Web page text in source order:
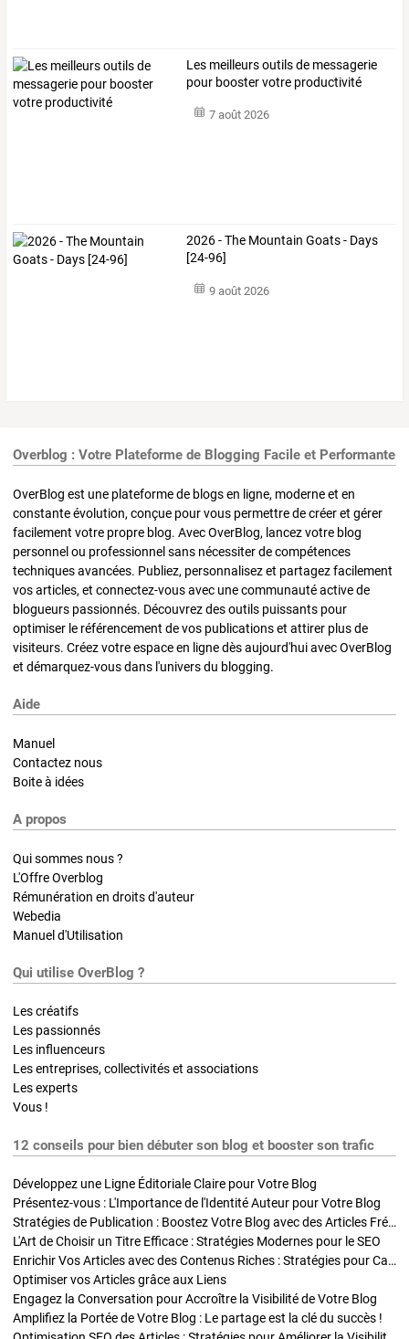
Les meilleurs outils de messagerie
pour booster votre productivité
7 août 2026
2026 - The Mountain Goats - Days
[24-96]
9 août 2026
Overblog : Votre Plateforme de Blogging Facile et Performante
OverBlog est une plateforme de blogs en ligne, moderne et en
constante évolution, conçue pour vous permettre de créer et gérer
facilement votre propre blog. Avec OverBlog, lancez votre blog
personnel ou professionnel sans nécessiter de compétences
techniques avancées. Publiez, personnalisez et partagez facilement
vos articles, et connectez-vous avec une communauté active de
blogueurs passionnés. Découvrez des outils puissants pour
optimiser le référencement de vos publications et attirer plus de
visiteurs. Créez votre espace en ligne dès aujourd'hui avec OverBlog
et démarquez-vous dans l'univers du blogging.
Aide
Manuel
Contactez nous
Boite à idées
A propos
Qui sommes nous ?
L'Offre Overblog
Rémunération en droits d'auteur
Webedia
Manuel d'Utilisation
Qui utilise OverBlog ?
Les créatifs
Les passionnés
Les influenceurs
Les entreprises, collectivités et associations
Les experts
Vous !
12 conseils pour bien débuter son blog et booster son trafic
Développez une Ligne Éditoriale Claire pour Votre Blog
Présentez-vous : L'Importance de l'Identité Auteur pour Votre Blog
Stratégies de Publication : Boostez Votre Blog avec des Articles Fréquents et Exclusifs
L'Art de Choisir un Titre Efficace : Stratégies Modernes pour le SEO
Enrichir Vos Articles avec des Contenus Riches : Stratégies pour Captiver et Optimiser
Optimiser vos Articles grâce aux Liens
Engagez la Conversation pour Accroître la Visibilité de Votre Blog
Amplifiez la Portée de Votre Blog : Le partage est la clé du succès !